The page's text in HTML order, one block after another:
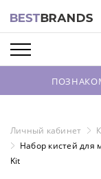
ПОЗНАКОМЬТЕСЬ С
Личный кабинет
Набор кистей для
Kit
О БРЕНДАХ
КАТАЛОГ
О КОМПАНИИ
ОПТОВЫЕ
ВХОД ДЛЯ